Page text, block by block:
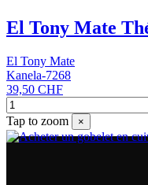
El Tony Mate
El Tony Mate
Kanela-7268
39,50 CHF
Tap to zoom ×